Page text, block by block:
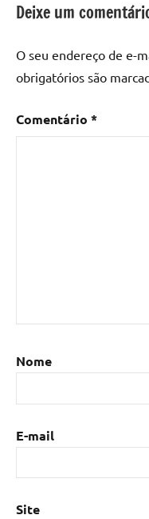
Deixe um
O seu endereço de e-
obrigatórios são
Comentário *
Nome
E-mail
Site